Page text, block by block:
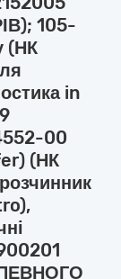
105-
(НК
in
00
(НК